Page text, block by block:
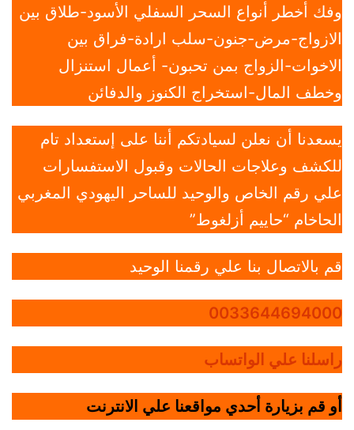
وفك أخطر أنواع السحر السفلي الأسود-طلاق بين
الازواج-مرض-جنون-سلب ارادة-فراق بين
الاخوات-الزواج بمن تحبون- أعمال استنزال
وخطف المال-استخراج الكنوز والدفائن
يسعدنا أن نعلن لسيادتكم أننا على إستعداد تام
للكشف وعلاجات الحالات وقبول الاستفسارات
علي رقم الخاص والوحيد للساحر اليهودي المغربي
الحاخام “حاييم أزلغوط”
قم بالاتصال بنا علي رقمنا الوحيد
0033644694000
راسلنا علي الواتساب
أو قم بزيارة أحدي مواقعنا علي الانترنت